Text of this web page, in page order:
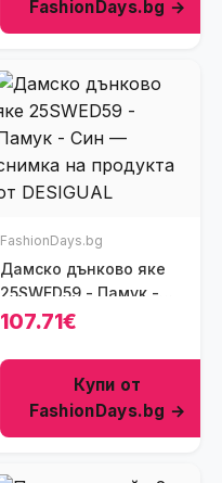
FashionDays.bg →
FashionDays.bg
Дамско дънково яке
25SWED59 - Памук -
Син
107.71€
Купи от
FashionDays.bg →